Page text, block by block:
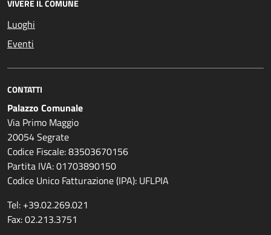
VIVERE IL COMUNE
Luoghi
Eventi
CONTATTI
Palazzo Comunale
Via Primo Maggio
20054 Segrate
Codice Fiscale: 83503670156
Partita IVA: 01703890150
Codice Unico Fatturazione (IPA): UFLPIA
Tel: +39.02.269.021
Fax: 02.213.3751